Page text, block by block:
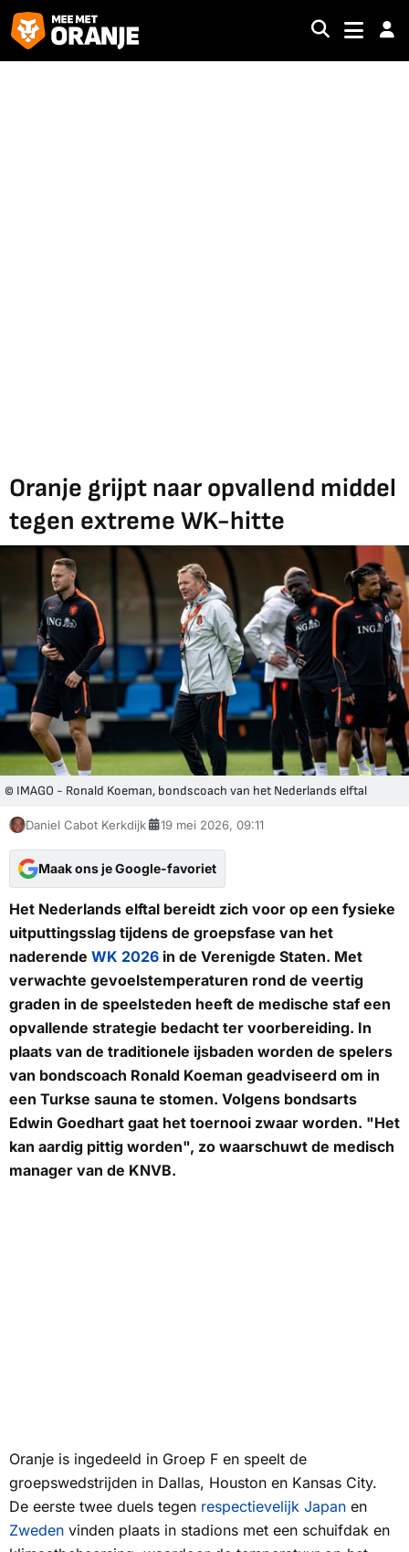
Oranje grijpt naar opvallend middel
tegen extreme WK-hitte
© IMAGO - Ronald Koeman, bondscoach van het Nederlands elftal
Daniel Cabot Kerkdijk 19 mei 2026, 09:11
Maak ons je Google-favoriet
Het Nederlands elftal bereidt zich voor op een fysieke
uitputtingsslag tijdens de groepsfase van het
naderende WK 2026 in de Verenigde Staten. Met
verwachte gevoelstemperaturen rond de veertig
graden in de speelsteden heeft de medische staf een
opvallende strategie bedacht ter voorbereiding. In
plaats van de traditionele ijsbaden worden de spelers
van bondscoach Ronald Koeman geadviseerd om in
een Turkse sauna te stomen. Volgens bondsarts
Edwin Goedhart gaat het toernooi zwaar worden. "Het
kan aardig pittig worden", zo waarschuwt de medisch
manager van de KNVB.
Oranje is ingedeeld in Groep F en speelt de
groepswedstrijden in Dallas, Houston en Kansas City.
De eerste twee duels tegen respectievelijk Japan en
Zweden vinden plaats in stadions met een schuifdak en